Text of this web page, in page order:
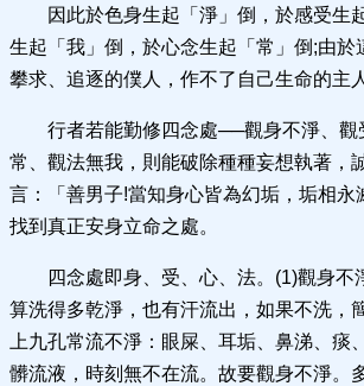
因此於色身生起「淨」倒，於感受生
生起「我」倒，於心念生起「常」倒;由於
攀求、追逐的僕人，作不了自己生命的主人
行者若能勤修四念處──觀身不淨、觀
常、觀法無我，則能破除種種妄想執著，
言：「善男子!當知身心皆為幻垢，垢相永
找到真正安身立命之處。
四念處即身、受、心、法。(1)觀身不
算洗得多乾淨，也有汗流出，如果不洗，
上九孔常流不淨：眼屎、耳垢、鼻涕、痰
髒流液，時刻無不在流。故要觀身不淨。